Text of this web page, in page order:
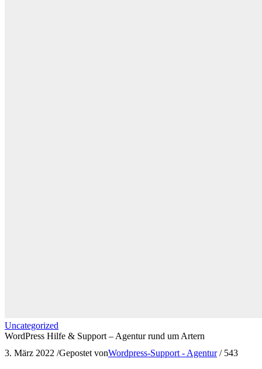
Uncategorized
WordPress Hilfe & Support – Agentur rund um Artern
3. März 2022 /Gepostet vonWordpress-Support - Agentur / 543